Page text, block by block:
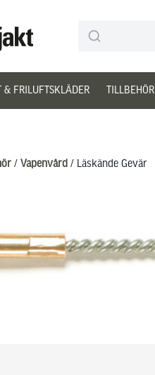
& FRILUFTSKLÄDER TILLBEHÖR
/ Vapenvård / Läskände Gevär